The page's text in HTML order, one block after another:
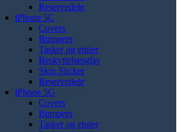
Reservedele
iPhone 5C
Covers
Bumpers
Tasker og etuier
Beskyttelsesglas
Skin Sticker
Reservedele
iPhone 5G
Covers
Bumpers
Tasker og etuier